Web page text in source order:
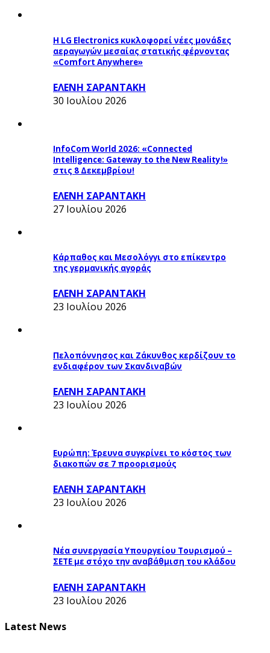
Η LG Electronics κυκλοφορεί νέες μονάδες
αεραγωγών μεσαίας στατικής φέρνοντας
«Comfort Anywhere»
ΕΛΕΝΗ ΣΑΡΑΝΤΑΚΗ
30 Ιουλίου 2026
InfoCom World 2026: «Connected
Intelligence: Gateway to the New Reality!»
στις 8 Δεκεμβρίου!
ΕΛΕΝΗ ΣΑΡΑΝΤΑΚΗ
27 Ιουλίου 2026
Κάρπαθος και Μεσολόγγι στο επίκεντρο
της γερμανικής αγοράς
ΕΛΕΝΗ ΣΑΡΑΝΤΑΚΗ
23 Ιουλίου 2026
Πελοπόννησος και Ζάκυνθος κερδίζουν το
ενδιαφέρον των Σκανδιναβών
ΕΛΕΝΗ ΣΑΡΑΝΤΑΚΗ
23 Ιουλίου 2026
Ευρώπη: Έρευνα συγκρίνει το κόστος των
διακοπών σε 7 προορισμούς
ΕΛΕΝΗ ΣΑΡΑΝΤΑΚΗ
23 Ιουλίου 2026
Νέα συνεργασία Υπουργείου Τουρισμού –
ΣΕΤΕ με στόχο την αναβάθμιση του κλάδου
ΕΛΕΝΗ ΣΑΡΑΝΤΑΚΗ
23 Ιουλίου 2026
Latest News